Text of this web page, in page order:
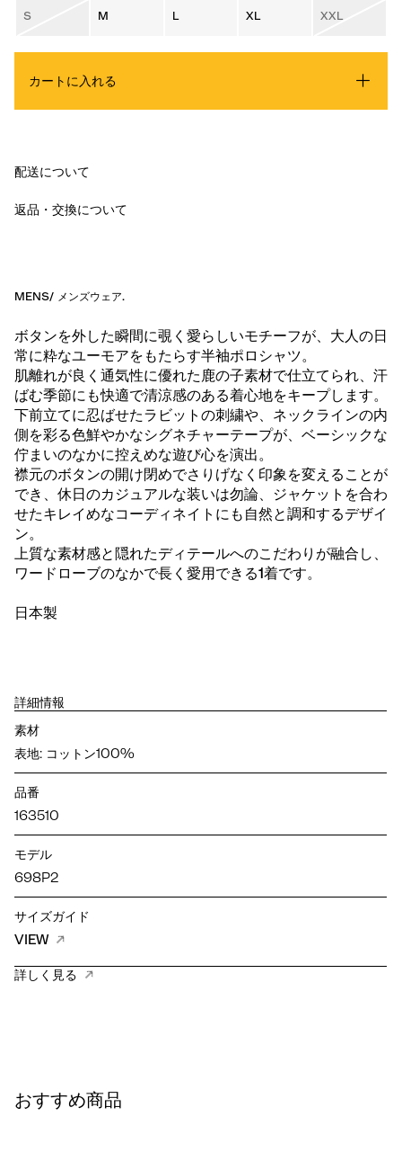
S M L XL XXL
カートに入れる
配送について
返品・交換について
MENS/ メンズウェア.
ボタンを外した瞬間に覗く愛らしいモチーフが、大人の日
常に粋なユーモアをもたらす半袖ポロシャツ。
肌離れが良く通気性に優れた鹿の子素材で仕立てられ、汗
ばむ季節にも快適で清涼感のある着心地をキープします。
下前立てに忍ばせたラビットの刺繍や、ネックラインの内
側を彩る色鮮やかなシグネチャーテープが、ベーシックな
佇まいのなかに控えめな遊び心を演出。
襟元のボタンの開け閉めでさりげなく印象を変えることが
でき、休日のカジュアルな装いは勿論、ジャケットを合わ
せたキレイめなコーディネイトにも自然と調和するデザイ
ン。
上質な素材感と隠れたディテールへのこだわりが融合し、
ワードローブのなかで長く愛用できる1着です。
日本製
詳細情報
素材
表地: コットン100%
品番
163510
モデル
698P2
サイズガイド
VIEW
詳しく見る
おすすめ商品